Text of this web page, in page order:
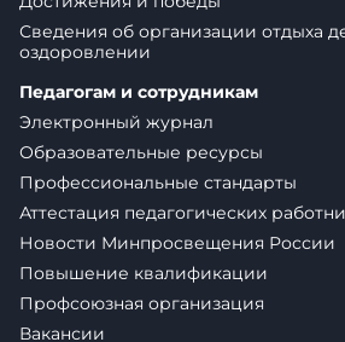
Сведения об организации отдыха
оздоровлении
Педагогам и сотрудникам
Электронный журнал
Образовательные ресурсы
Профессиональные стандарты
Аттестация педагогических
Новости Минпросвещения России
Повышение квалификации
Профсоюзная организация
Вакансии